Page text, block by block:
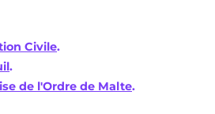
Civile.
.
de l'Ordre de Malte.